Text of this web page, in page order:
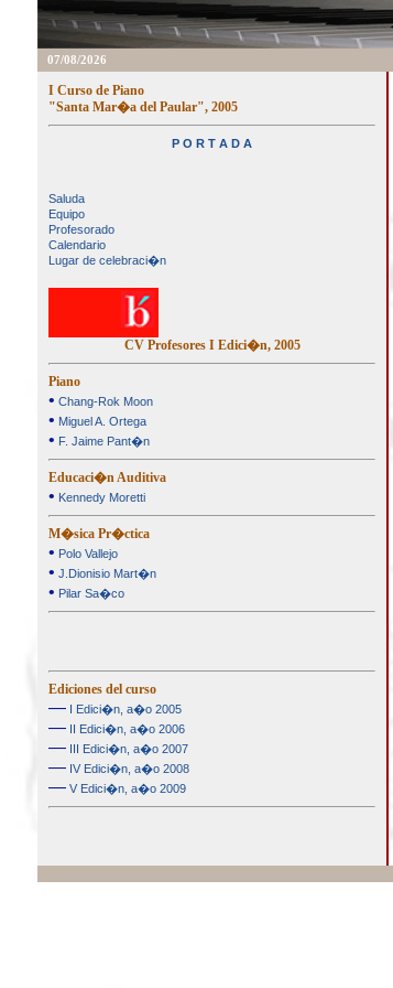
07/08/2026
I Curso de Piano
"Santa Mar�a del Paular", 2005
P O R T A D A
Saluda
Equipo
Profesorado
Calendario
Lugar de celebraci�n
CV Profesores I Edici�n, 2005
Piano
• Chang-Rok Moon
• Miguel A. Ortega
• F. Jaime Pant�n
Educaci�n Auditiva
• Kennedy Moretti
M�sica Pr�ctica
• Polo Vallejo
• J.Dionisio Mart�n
• Pilar Sa�co
Ediciones del curso
— I Edici�n, a�o 2005
— II Edici�n, a�o 2006
— III Edici�n, a�o 2007
— IV Edici�n, a�o 2008
— V Edici�n, a�o 2009